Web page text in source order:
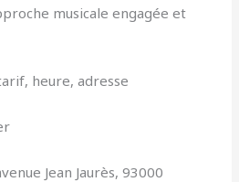
musicale engagée et
heure, adresse
Jean Jaurès, 93000